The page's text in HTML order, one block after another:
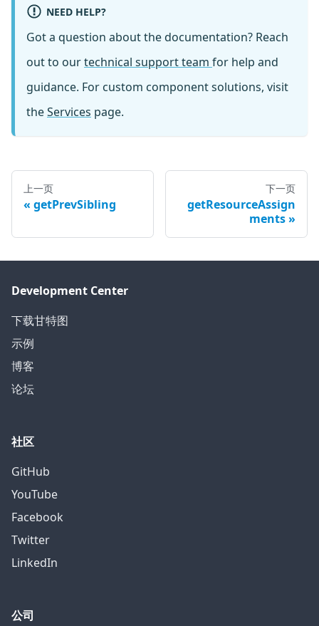
NEED HELP?
Got a question about the documentation? Reach
out to ourtechnical support team for help and
guidance. For custom component solutions, visit
theServices page.
上一页
getPrevSibling
下一页
getResourceAssign
ments
Development Center
下载甘特图
示例
博客
论坛
社区
GitHub
YouTube
Facebook
Twitter
LinkedIn
公司